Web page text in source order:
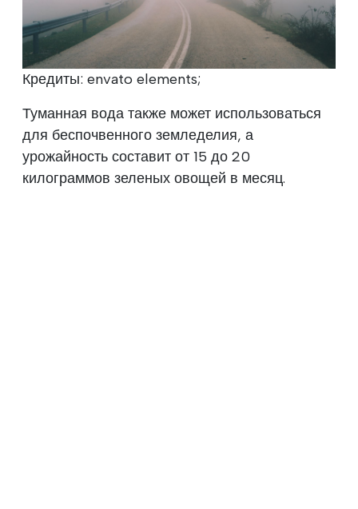
Кредиты: envato elements;
Туманная вода также может использоваться
для беспочвенного земледелия, а
урожайность составит от 15 до 20
килограммов зеленых овощей в месяц.